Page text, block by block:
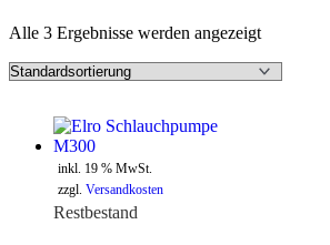
Alle 3 Ergebnisse werden angezeigt
inkl. 19 % MwSt.
zzgl. Versandkosten
Restbestand